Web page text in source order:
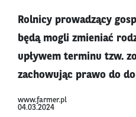
Rolnicy prowadzący
będą mogli zmieniać
upływem terminu tzw.
zachowując prawo do
www.farmer.pl
04.03.2024